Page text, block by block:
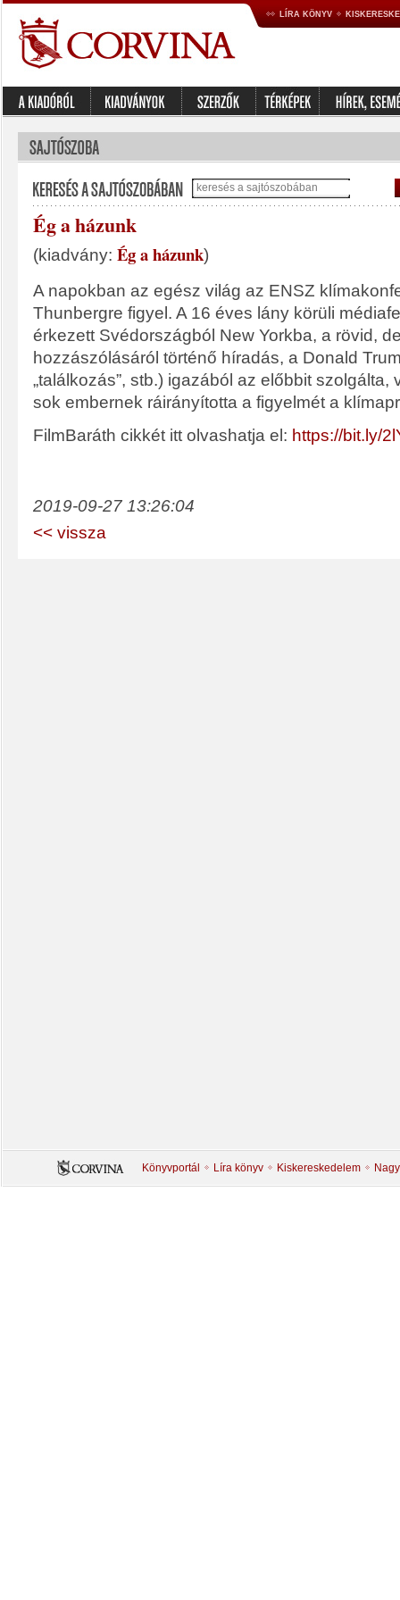
LÍRA KÖNYV
Ég a házunk
(kiadvány: Ég a házunk)
A napokban az egész világ az ENSZ
Thunbergre figyel. A 16 éves lány körüli
érkezett Svédországból New Yorkba, a rövid,
hozzászólásáról történő híradás, a Donald
„találkozás”, stb.) igazából az előbbit
sok embernek ráirányította a figyelmét a
FilmBaráth cikkét itt olvashatja el: https://bit.ly/
2019-09-27 13:26:04
<< vissza
Könyvportál Líra könyv Kiskereskedelem